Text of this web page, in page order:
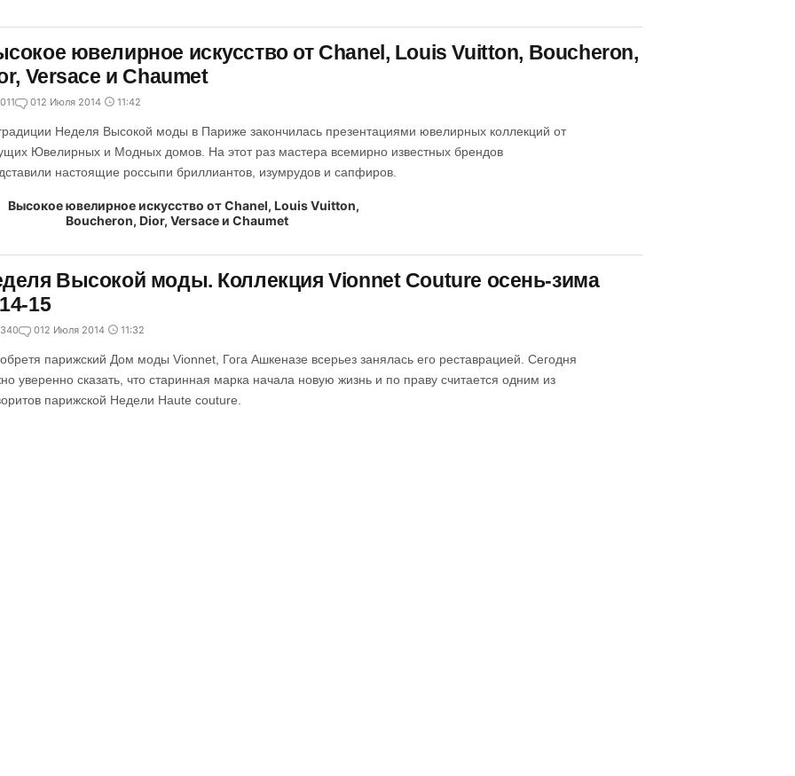
ювелирное искусство от Chanel, Louis Vuitton, Boucheron,
Versace и Chaumet
012 Июля 2014 11:42
Неделя Высокой моды в Париже закончилась презентациями ювелирных коллекций от
Ювелирных и Модных домов. На этот раз мастера всемирно известных брендов
настоящие россыпи бриллиантов, изумрудов и сапфиров.
Высокой моды. Коллекция Vionnet Couture осень-зима
15
012 Июля 2014 11:32
парижский Дом моды Vionnet, Гога Ашкеназе всерьез занялась его реставрацией. Сегодня
уверенно сказать, что старинная марка начала новую жизнь и по праву считается одним из
парижской Недели Haute couture.